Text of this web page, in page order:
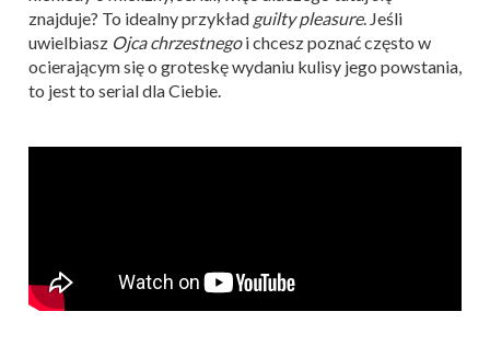
znajduje? To idealny przykład guilty pleasure. Jeśli
uwielbiasz Ojca chrzestnegoi chcesz poznać często w
ocierającym się o groteskę wydaniu kulisy jego powstania,
to jest to serial dla Ciebie.